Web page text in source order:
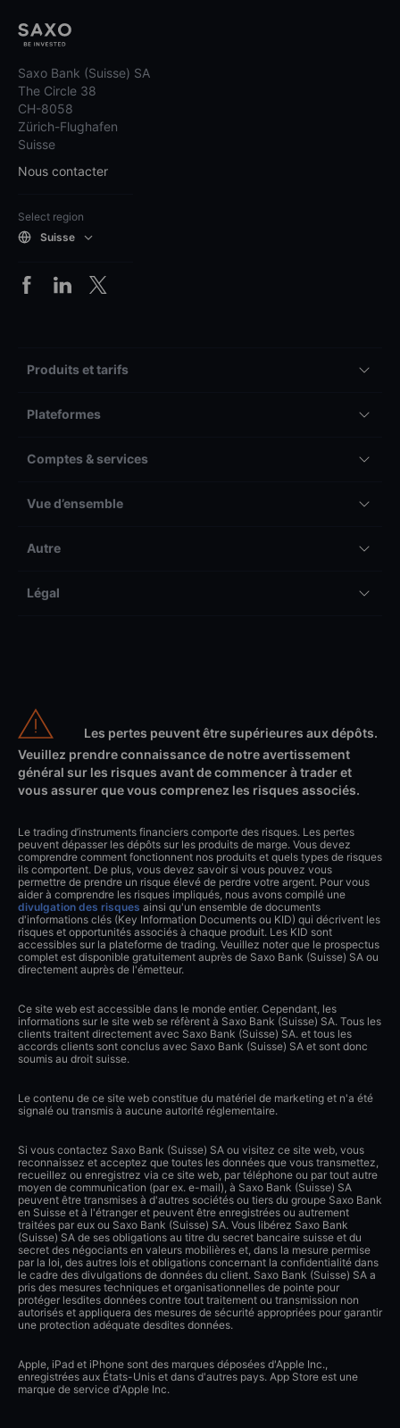
Saxo Bank (Suisse) SA
The Circle 38
CH-8058
Zürich-Flughafen
Suisse
Nous contacter
Select region
Suisse
Produits et tarifs
Plateformes
Comptes & services
Vue d’ensemble
Autre
Légal
Les pertes peuvent être supérieures aux dépôts.
Veuillez prendre connaissance de notre avertissement
général sur les risques avant de commencer à trader et
vous assurer que vous comprenez les risques associés.
Le trading d’instruments financiers comporte des risques. Les pertes
peuvent dépasser les dépôts sur les produits de marge. Vous devez
comprendre comment fonctionnent nos produits et quels types de risques
ils comportent. De plus, vous devez savoir si vous pouvez vous
permettre de prendre un risque élevé de perdre votre argent. Pour vous
aider à comprendre les risques impliqués, nous avons compilé une
divulgation des risques ainsi qu'un ensemble de documents
d'informations clés (Key Information Documents ou KID) qui décrivent les
risques et opportunités associés à chaque produit. Les KID sont
accessibles sur la plateforme de trading. Veuillez noter que le prospectus
complet est disponible gratuitement auprès de Saxo Bank (Suisse) SA ou
directement auprès de l'émetteur.
Ce site web est accessible dans le monde entier. Cependant, les
informations sur le site web se réfèrent à Saxo Bank (Suisse) SA. Tous les
clients traitent directement avec Saxo Bank (Suisse) SA. et tous les
accords clients sont conclus avec Saxo Bank (Suisse) SA et sont donc
soumis au droit suisse.
Le contenu de ce site web constitue du matériel de marketing et n'a été
signalé ou transmis à aucune autorité réglementaire.
Si vous contactez Saxo Bank (Suisse) SA ou visitez ce site web, vous
reconnaissez et acceptez que toutes les données que vous transmettez,
recueillez ou enregistrez via ce site web, par téléphone ou par tout autre
moyen de communication (par ex. e-mail), à Saxo Bank (Suisse) SA
peuvent être transmises à d'autres sociétés ou tiers du groupe Saxo Bank
en Suisse et à l'étranger et peuvent être enregistrées ou autrement
traitées par eux ou Saxo Bank (Suisse) SA. Vous libérez Saxo Bank
(Suisse) SA de ses obligations au titre du secret bancaire suisse et du
secret des négociants en valeurs mobilières et, dans la mesure permise
par la loi, des autres lois et obligations concernant la confidentialité dans
le cadre des divulgations de données du client. Saxo Bank (Suisse) SA a
pris des mesures techniques et organisationnelles de pointe pour
protéger lesdites données contre tout traitement ou transmission non
autorisés et appliquera des mesures de sécurité appropriées pour garantir
une protection adéquate desdites données.
Apple, iPad et iPhone sont des marques déposées d'Apple Inc.,
enregistrées aux États-Unis et dans d'autres pays. App Store est une
marque de service d'Apple Inc.